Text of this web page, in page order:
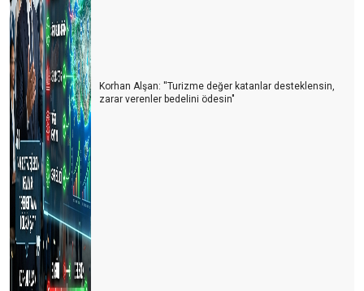
Korhan Alşan: ''Turizme değer katanlar desteklensin,
zarar verenler bedelini ödesin"